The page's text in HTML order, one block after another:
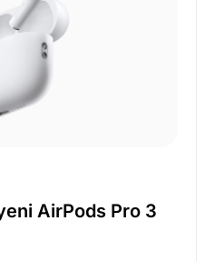
AirPods Pro 3